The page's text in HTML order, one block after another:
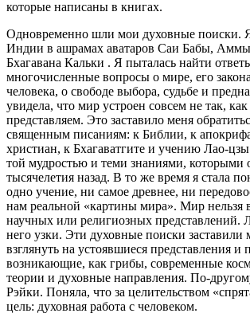
которые написаны в книгах.
Одновременно шли мои духовные поиски.
Индии в ашрамах аватаров Саи Бабы,
Бхагавана Кальки . Я пыталась найти
многочисленные вопросы о мире, его
человека, о свободе выбора, судьбе и
увидела, что мир устроен совсем не так,
представляем. Это заставило меня
священным писаниям: к Библии, к
христиан, к Бхагаватгите и учению Лао-
той мудростью и теми знаниями, которыми
тысячелетия назад. В то же время я стала
одно учение, ни самое древнее, ни
нам реальной «картины мира». Мир нельзя
научных или религиозных представлений.
него узки. Эти духовные поиски заставили
взглянуть на устоявшиеся представления и
возникающие, как грибы, современные
теории и духовные направления. По-
Рэйки. Поняла, что за целительством
цель: духовная работа с человеком.